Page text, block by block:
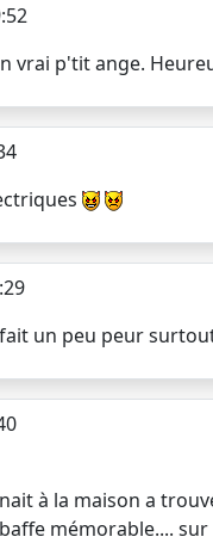
vrai p'tit ange.
un peu peur
à la maison a
mémorable....